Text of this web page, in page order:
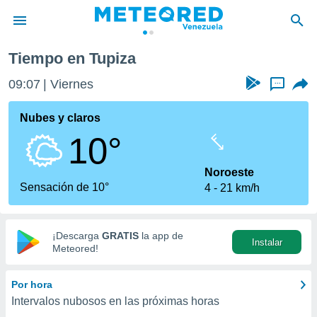
de
ha
calidad.
a este
las
y
digital
basada
Tiempo en Tupiza
09:07 Viernes ...
Nubes y claros
10°
Sensación de 10°
Noroeste
4
21 km/h
¡Descarga GRATIS la app de
Meteored!
Instalar
Por hora
Intervalos nubosos en las próximas horas